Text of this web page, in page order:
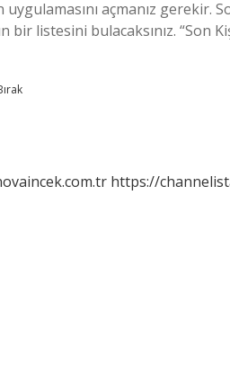
açmanız gerekir.
bir listesini bulacaksınız. “Son
https://